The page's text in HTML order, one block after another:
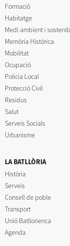
Formació
Habitatge
Medi ambient i
Memòria Històrica
Mobilitat
Ocupació
Policia Local
Protecció Civil
Residus
Salut
Serveis Socials
Urbanisme
LA BATLLÒRIA
Història
Serveis
Consell de poble
Transport
Unió Batllorienca
Agenda